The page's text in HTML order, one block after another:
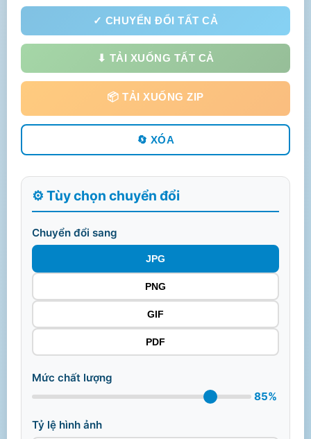
✓ CHUYỂN ĐỔI TẤT CẢ
⬇ TẢI XUỐNG TẤT CẢ
📦 TẢI XUỐNG ZIP
🔄 XÓA
⚙️ Tùy chọn chuyển đổi
Chuyển đổi sang
JPG
PNG
GIF
PDF
Mức chất lượng
85%
Tỷ lệ hình ảnh